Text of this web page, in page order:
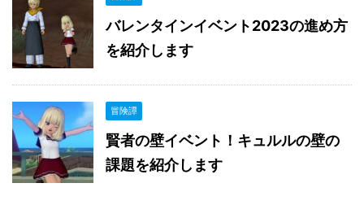
バレンタインイベント2023の進め方
を紹介します
冒険譚
賢者の壁イベント！キュルルの壁の
課題を紹介します